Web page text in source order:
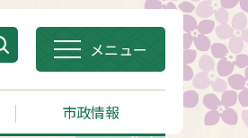
メニュー
市政情報